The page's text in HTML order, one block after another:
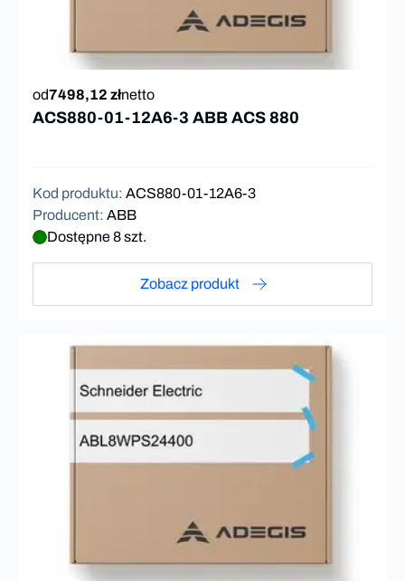
od7498,12 złnetto
ACS880-01-12A6-3 ABB ACS 880
Kod produktu: ACS880-01-12A6-3
Producent: ABB
Dostępne 8 szt.
Zobacz produkt